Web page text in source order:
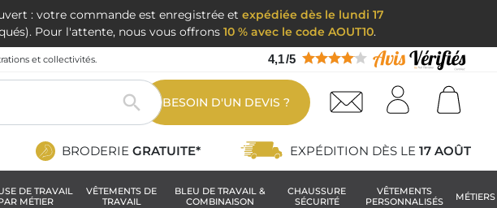
: votre commande est enregistrée etexpédiée dès le lundi 17
Pour l'attente, nous vous offrons 10 % avec le code AOUT10.
et collectivités. 4,1/5
 BESOIN D'UN DEVIS ?
BRODERIE GRATUITE* EXPÉDITION DÈS LE 17 AOÛT
DE TRAVAIL
MÉTIER
VÊTEMENTS DE
TRAVAIL
BLEU DE TRAVAIL &
COMBINAISON
CHAUSSURE
SÉCURITÉ
VÊTEMENTS
PERSONNALISÉS
MÉTIERS